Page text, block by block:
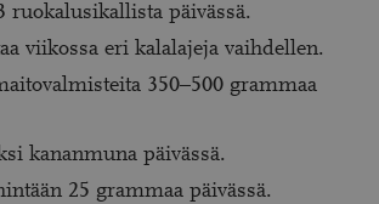
ruokalusikallista päivässä.
viikossa eri kalalajeja vaihdellen.
350–500 grammaa
kananmuna päivässä.
25 grammaa päivässä.